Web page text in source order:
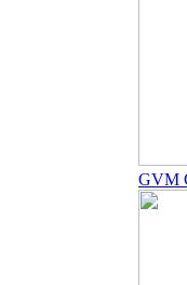
GVM